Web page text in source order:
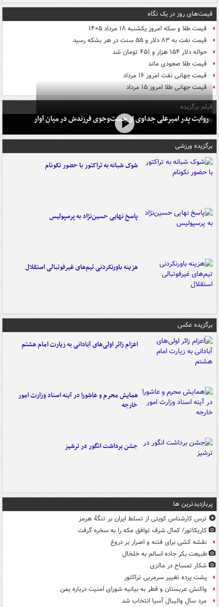
قیمت‌های روز در یک نگاه
قیمت طلا و سکه امروز یکشنبه ۱۸ مرداد ۱۴۰۵
قیمت نفت به ۸۳ دلار و ۵۵ سنت در هر بشکه رسید
حواله دلار ۱۵۴ هزار و ۴۵۱ تومان شد
قیمت طلا صعودی ماند
قیمت جهانی نفت امروز ۱۶ مرداد
قیمت جهانی طلا امروز ۱۵ مرداد
فیلم برگزیده
روایت پدر امیرعلی جداوی از جست‌وجوی فرزندش در میان آوار
برگزیده ورزشی
شوک شبانه به تراکتور با حضور نکونام
پاسخ نهایی حسین‌نژاد به پرسپولیس
هزینه باورنکردنی تیم‌های غیرفوتبالی استقلال
برگزیده عکس
اعزام زائر اولی‌های آبادانی به زیارت امام هشتم
همایش محرم و عاشورا در آینه اسناد وزارت امور
خارجه
جشن برداشت انگور در ترشیز
پربازدیدترین ها
ترس کارشناس کویتی از تسلط ایران بر تنگۀ هرمز
کاریکاتور/ کمال شرف توافق مکه را به سخره گرفت
نقشه کشی برای فتنه و اصرار بر دروغ
طبیعت بکر جاده اسالم به خلخال
شکار تمساح در مالزی
پشت پرده تغییر سرمربی تراکتور
واکنش عربستان و قطر به بیانیه شورای امنیت درباره یمن
مرد سال والیبال آسیا انتخاب شد